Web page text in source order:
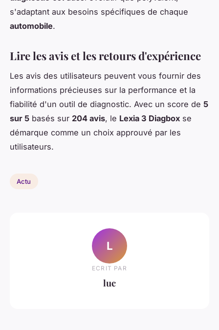
s'adaptant aux besoins spécifiques de chaque
automobile.
Lire les avis et les retours d'expérience
Les avis des utilisateurs peuvent vous fournir des
informations précieuses sur la performance et la
fiabilité d'un outil de diagnostic. Avec un score de 5
sur 5 basés sur 204 avis, le Lexia 3 Diagbox se
démarque comme un choix approuvé par les
utilisateurs.
Actu
L
ECRIT PAR
luc